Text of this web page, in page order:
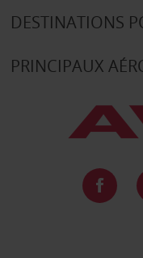
DESTINATIONS
PRINCIPAUX